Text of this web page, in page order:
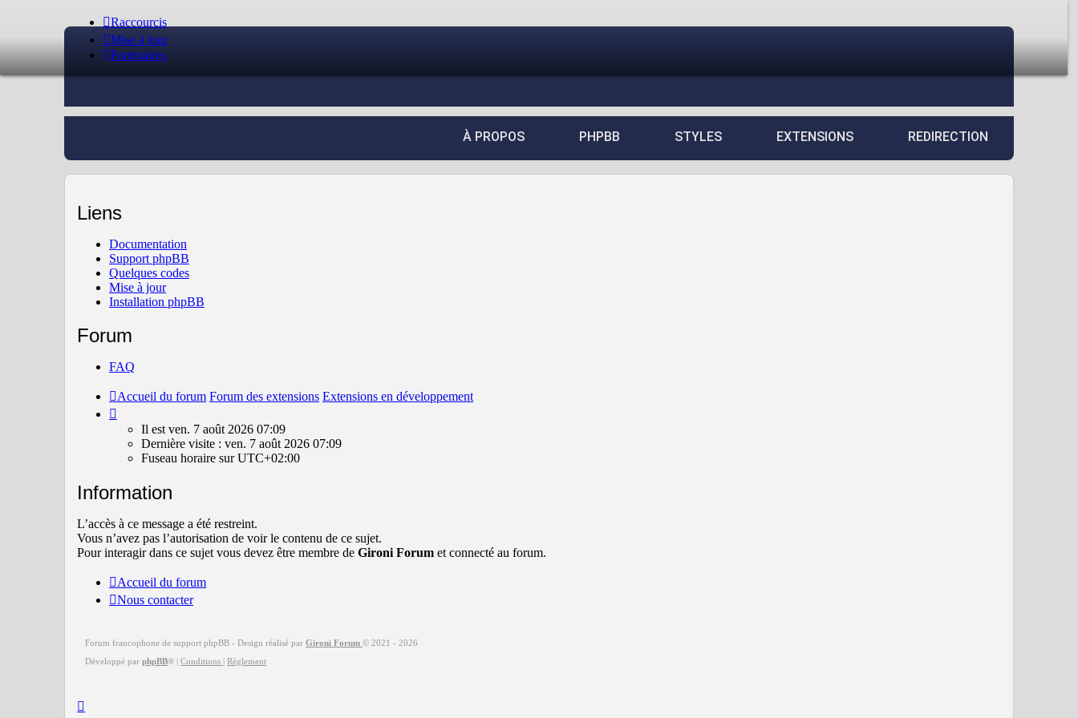
Raccourcis
Mise à jour
Partenaires
À PROPOS PHPBB STYLES EXTENSIONS REDIRECTION
Liens
Documentation
Support phpBB
Quelques codes
Mise à jour
Installation phpBB
Forum
FAQ
Accueil du forum Forum des extensions Extensions en développement
est
ven.
07:09
Il est ven. 7 août 2026 07:09
Dernière visite : ven. 7 août 2026 07:09
Fuseau horaire surUTC+02:00
Information
L’accès à ce message a été restreint.
Vous n’avez pas l’autorisation de voir le contenu de ce sujet.
Pour interagir dans ce sujet vous devez être membre de Gironi Forum et connecté au forum.
Accueil du forum
Nous contacter
Forum francophone de support phpBB - Design réalisé par Gironi Forum © 2021 - 2026
Développé par phpBB® | Conditions | Règlement